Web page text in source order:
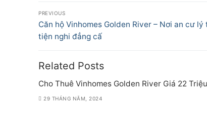
Điều
hướng
bài
viết
PREVIOUS
Previous
post:
Căn hộ Vinhomes Golden River – Nơi an cư lý
tiện nghi đẳng cấ
Related Posts
Cho Thuê Vinhomes Golden River Giá 22
29 THÁNG NĂM, 2024